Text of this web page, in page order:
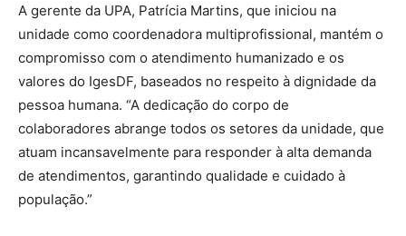
A gerente da UPA, Patrícia Martins, que iniciou na
unidade como coordenadora multiprofissional, mantém o
compromisso com o atendimento humanizado e os
valores do IgesDF, baseados no respeito à dignidade da
pessoa humana. “A dedicação do corpo de
colaboradores abrange todos os setores da unidade, que
atuam incansavelmente para responder à alta demanda
de atendimentos, garantindo qualidade e cuidado à
população.”